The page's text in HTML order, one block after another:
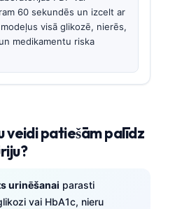
60 sekundēs un izcelt ar
visā glikozē, nierēs,
medikamentu riska
veidi patiešām palīdz
urinēšanai parasti
vai HbA1c, nieru